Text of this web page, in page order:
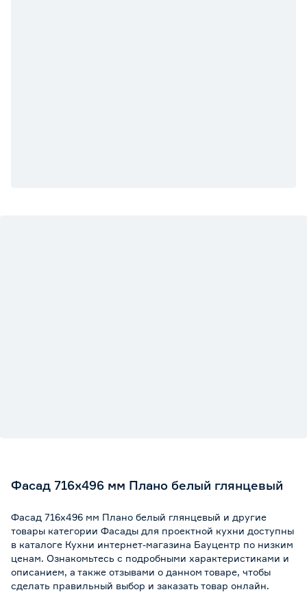
Фасад 716х496 мм Плано белый глянцевый
Фасад 716х496 мм Плано белый глянцевый и другие
товары категории Фасады для проектной кухни доступны
в каталоге Кухни интернет-магазина Бауцентр по низким
ценам. Ознакомьтесь с подробными характеристиками и
описанием, а также отзывами о данном товаре, чтобы
сделать правильный выбор и заказать товар онлайн.